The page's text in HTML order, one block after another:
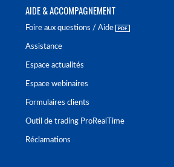
AIDE & ACCOMPAGNEMENT
Foire aux questions / Aide
Assistance
Espace actualités
Espace webinaires
Formulaires clients
Outil de trading ProRealTime
Réclamations